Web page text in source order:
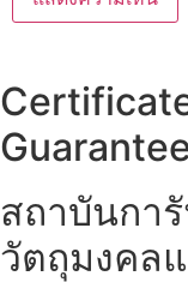
สถาบันกา
วัตถุมงคล